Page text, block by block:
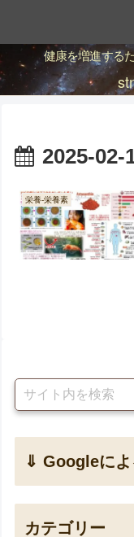
健康を増進する
2025-02-
栄養-栄養素
⇓ Googleによ
カテゴリー